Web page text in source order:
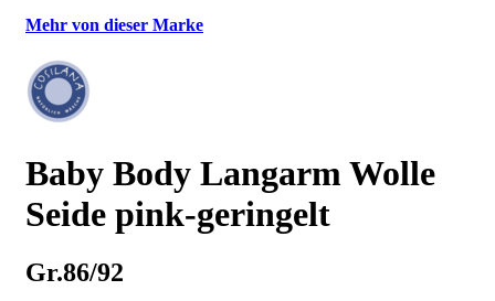
Mehr von dieser Marke
Baby Body Langarm Wolle
Seide pink-geringelt
Gr.86/92